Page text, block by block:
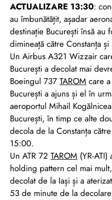
ACTUALIZARE 13:30:
au îmbunătățit, așadar
destinație București însă au
dimineață către Constanța
Un Airbus A321 Wizzair
București a decolat mai
Boeingul 737 TAROM care
București a ajuns și el în
aeroportul Mihail
București, în timp ce alte
decola de la Constanța
15:00.
Un ATR 72 TAROM (YR-
holding pattern cel mai
decolat de la Iași și a
53 de minute de la